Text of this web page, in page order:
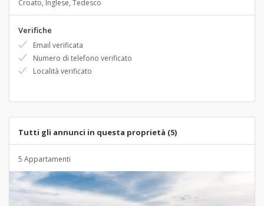
Croato, Inglese, Tedesco
Verifiche
Email verificata
Numero di telefono verificato
Località verificato
Tutti gli annunci in questa proprietà (5)
5 Appartamenti